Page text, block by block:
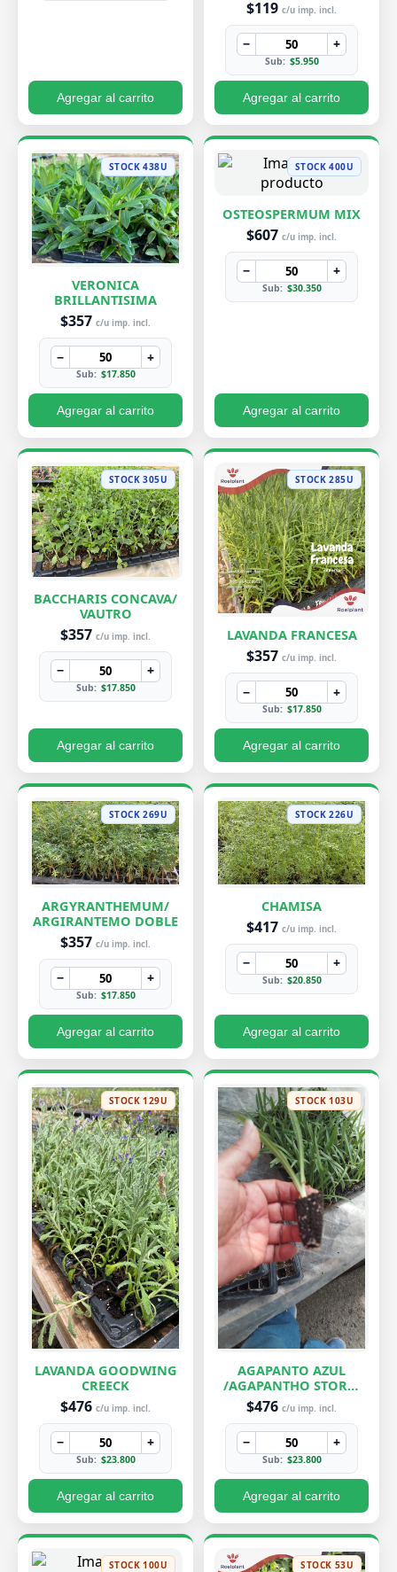
Agregar al carrito
$119 c/u imp. incl.
− +
Sub: $5.950
Agregar al carrito
STOCK 438U
VERONICA
BRILLANTISIMA
$357 c/u imp. incl.
− +
Sub: $17.850
Agregar al carrito
STOCK 400U
OSTEOSPERMUM MIX
$607 c/u imp. incl.
− +
Sub: $30.350
Agregar al carrito
STOCK 305U
BACCHARIS CONCAVA/
VAUTRO
$357 c/u imp. incl.
− +
Sub: $17.850
Agregar al carrito
STOCK 285U
LAVANDA FRANCESA
$357 c/u imp. incl.
− +
Sub: $17.850
Agregar al carrito
STOCK 269U
ARGYRANTHEMUM/
ARGIRANTEMO DOBLE
$357 c/u imp. incl.
− +
Sub: $17.850
Agregar al carrito
STOCK 226U
CHAMISA
$417 c/u imp. incl.
− +
Sub: $20.850
Agregar al carrito
STOCK 129U
LAVANDA GOODWING
CREECK
$476 c/u imp. incl.
− +
Sub: $23.800
Agregar al carrito
STOCK 103U
AGAPANTO AZUL
/AGAPANTHO STORM
CLOUD
$476 c/u imp. incl.
− +
Sub: $23.800
Agregar al carrito
STOCK 100U STOCK 53U